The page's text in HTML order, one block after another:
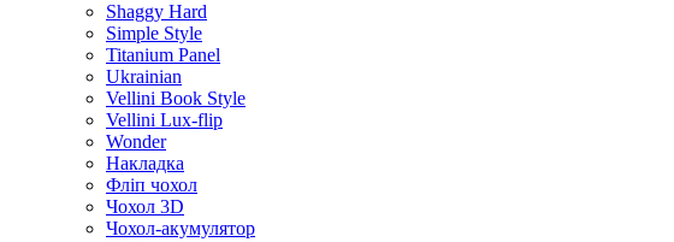
Shaggy Hard
Simple Style
Titanium Panel
Ukrainian
Vellini Book Style
Vellini Lux-flip
Wonder
Накладка
Фліп чохол
Чохол 3D
Чохол-акумулятор